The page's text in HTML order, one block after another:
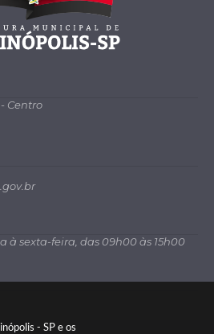
- SP e os
Centro
à sexta-feira, das 09h00 às 15h00